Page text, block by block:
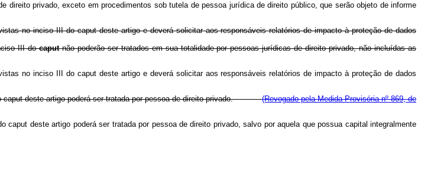
direito privado, exceto em procedimentos sob tutela de pessoa jurídica de direito público, que serão objeto de informe
no inciso III docaputdeste artigo e deverá solicitar aos responsáveis relatórios de impacto à proteção de dados
III docaputnão poderão ser tratados em sua totalidade por pessoas jurídicas de direito privado, não incluídas as
no inciso III do caput deste artigo e deverá solicitar aos responsáveis relatórios de impacto à proteção de dados
caputdeste artigo poderá ser tratada por pessoa de direito privado.(Revogado pela Medida Provisória nº 869, de
caput deste artigo poderá ser tratada por pessoa de direito privado, salvo por aquela que possua capital integralmente